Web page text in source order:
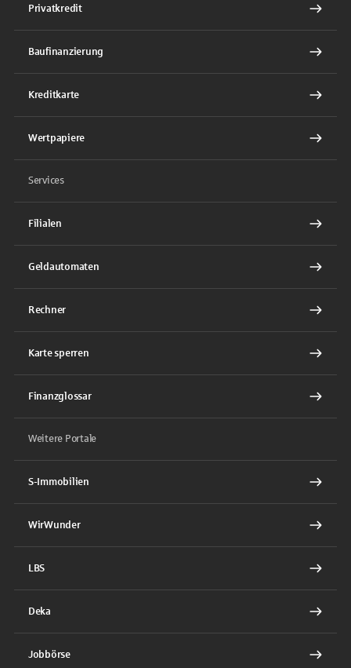
Privatkredit
Baufinanzierung
Kreditkarte
Wertpapiere
Services
Filialen
Geldautomaten
Rechner
Karte sperren
Finanzglossar
Weitere Portale
S-Immobilien
WirWunder
LBS
Deka
Jobbörse